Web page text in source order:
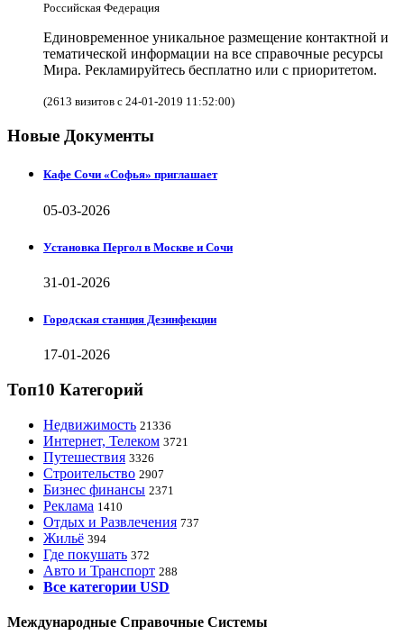
Российская Федерация
Единовременное уникальное размещение контактной и
тематической информации на все справочные ресурсы
Мира. Рекламируйтесь бесплатно или с приоритетом.
(2613 визитов с 24-01-2019 11:52:00)
Новые Документы
Кафе Сочи «Софья» приглашает
05-03-2026
Установка Пергол в Москве и Сочи
31-01-2026
Городская станция Дезинфекции
17-01-2026
Топ10 Категорий
Недвижимость 21336
Интернет, Телеком 3721
Путешествия 3326
Строительство 2907
Бизнес финансы 2371
Реклама 1410
Отдых и Развлечения 737
Жильё 394
Где покушать 372
Авто и Транспорт 288
Все категории USD
Международные Справочные Системы